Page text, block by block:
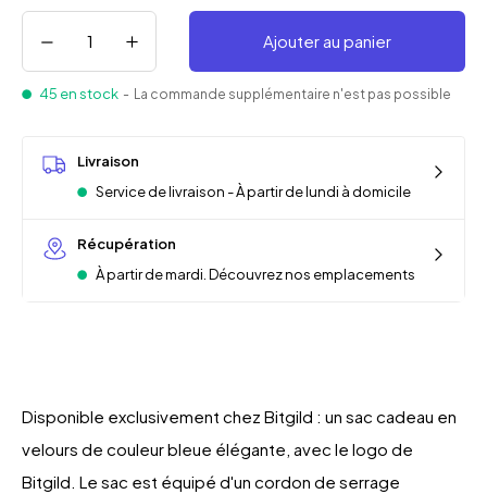
Ajouter au panier
45 en stock - La commande supplémentaire n'est pas possible
Livraison
Service de livraison - À partir de lundi à domicile
Récupération
À partir de mardi. Découvrez nos emplacements
Disponible exclusivement chez Bitgild : un sac cadeau en
velours de couleur bleue élégante, avec le logo de
Bitgild. Le sac est équipé d'un cordon de serrage